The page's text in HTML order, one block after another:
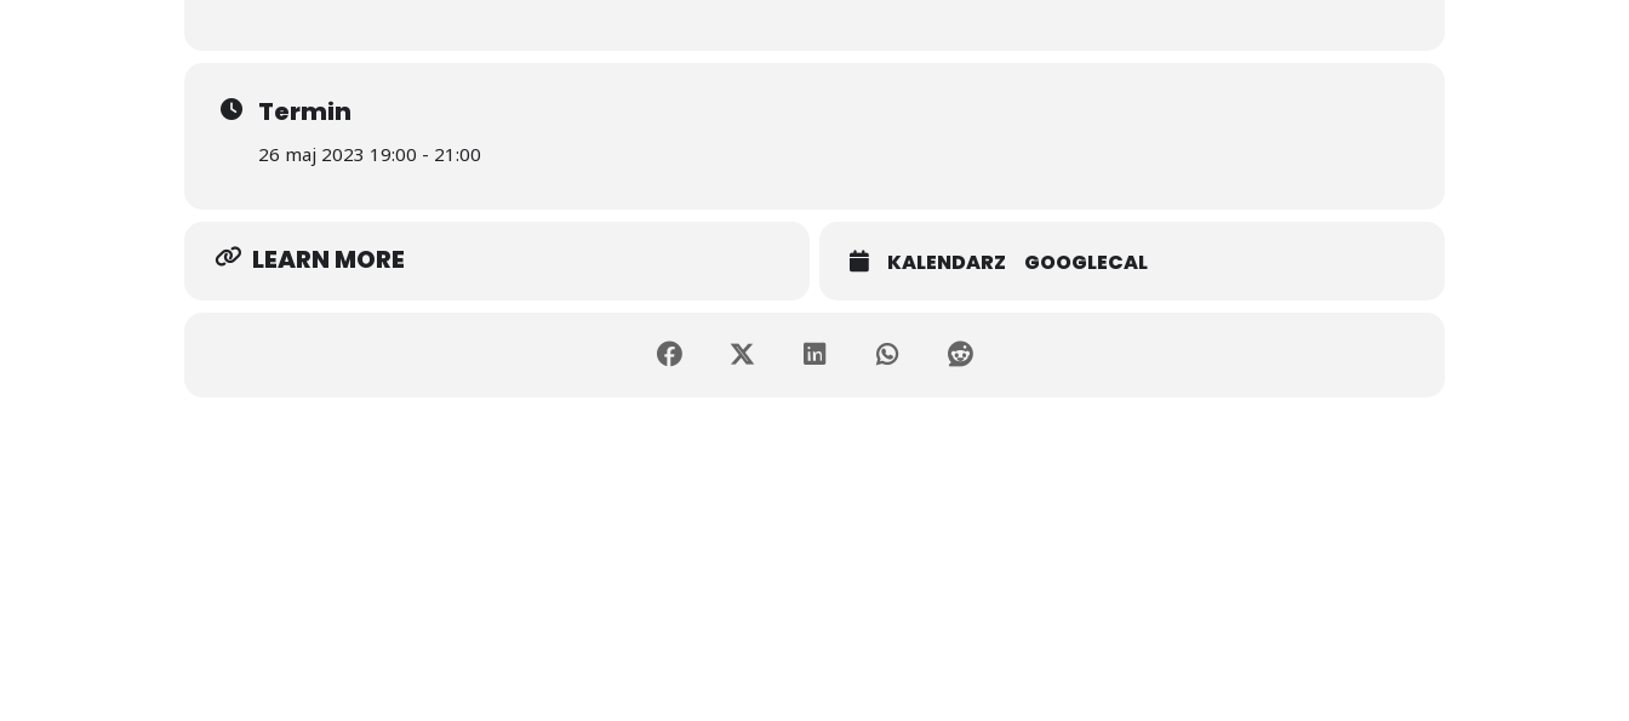
Termin
26 maj 2023 19:00 - 21:00
LEARN MORE KALENDARZ GOOGLECAL